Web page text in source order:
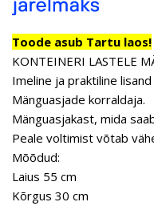
Toode asub Tartu laos!
KONTEINERI LASTELE
Imeline ja praktiline
Mänguasjade korraldaja.
Mänguasjakast, mida
Peale voltimist võtab
Mõõdud:
Laius 55 cm
Kõrgus 30 cm